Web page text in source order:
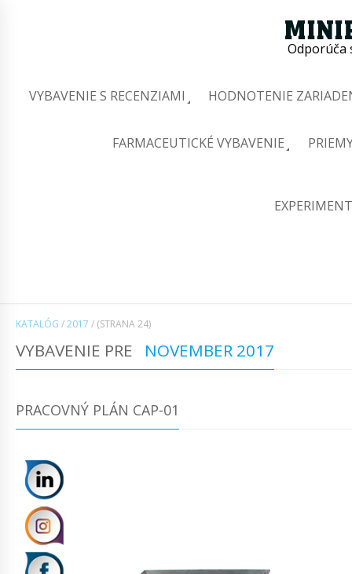
Odporúča
VYBAVENIE S RECENZIAMI HODNOTENIE
FARMACEUTICKÉ VYBAVENIE
KATALÓG /2017 / (STRANA 24)
VYBAVENIE PRE NOVEMBER 2017
PRACOVNÝ PLÁN CAP-01